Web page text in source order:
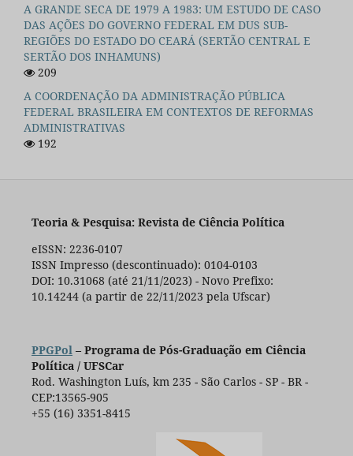
A GRANDE SECA DE 1979 A 1983: UM ESTUDO DE CASO
DAS AÇÕES DO GOVERNO FEDERAL EM DUS SUB-
REGIÕES DO ESTADO DO CEARÁ (SERTÃO CENTRAL E
SERTÃO DOS INHAMUNS)
209
A COORDENAÇÃO DA ADMINISTRAÇÃO PÚBLICA
FEDERAL BRASILEIRA EM CONTEXTOS DE REFORMAS
ADMINISTRATIVAS
192
Teoria & Pesquisa: Revista de Ciência Política
eISSN: 2236-0107
ISSN Impresso (descontinuado): 0104-0103
DOI: 10.31068 (até 21/11/2023) - Novo Prefixo:
10.14244 (a partir de 22/11/2023 pela Ufscar)
PPGPol – Programa de Pós-Graduação em Ciência
Política / UFSCar
Rod. Washington Luís, km 235 - São Carlos - SP - BR -
CEP:13565-905
+55 (16) 3351-8415